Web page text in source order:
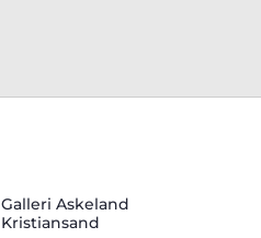
Galleri Askeland
Kristiansand